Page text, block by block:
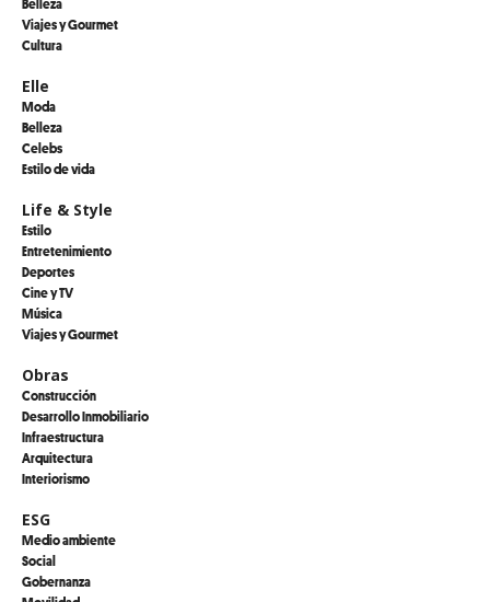
Viajes y Gourmet
Cultura
Elle
Moda
Belleza
Celebs
Estilo de vida
Life & Style
Estilo
Entretenimiento
Deportes
Cine y TV
Música
Viajes y Gourmet
Obras
Construcción
Desarrollo Inmobiliario
Infraestructura
Arquitectura
Interiorismo
ESG
Medio ambiente
Social
Gobernanza